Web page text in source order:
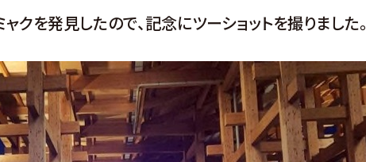
クを発見したので、記念にツーショットを撮りました。